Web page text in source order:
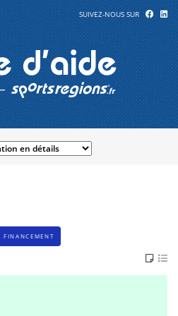
SUIVEZ-NOUS SUR
FINANCEMENT